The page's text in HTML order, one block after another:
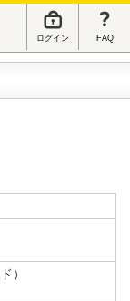
ログイン FAQ
）